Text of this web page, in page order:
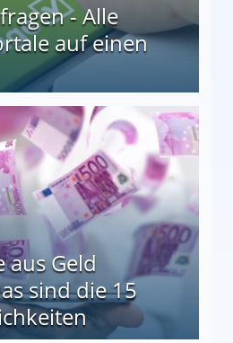
- Alle
auf einen
aus Geld
sind die 15